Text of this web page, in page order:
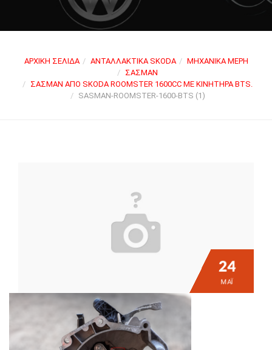
ΑΡΧΙΚΉ ΣΕΛΊΔΑ ΑΝΤΑΛΛΑΚΤΙΚΆ SKODA
ΜΗΧΑΝΙΚΆ ΜΈΡΗ
ΣΑΣΜΆΝ
ΣΑΣΜΆΝ ΑΠΌ SKODA ROOMSTER 1600CC ΜΕ ΚΙΝΗΤΉΡΑ BTS.
SASMAN-ROOMSTER-1600-BTS (1)
24
ΜΆΙ